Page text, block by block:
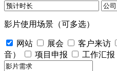
影片使用场景（可多选）
网站 展会 客户来访
音）
项目申报 工作汇报